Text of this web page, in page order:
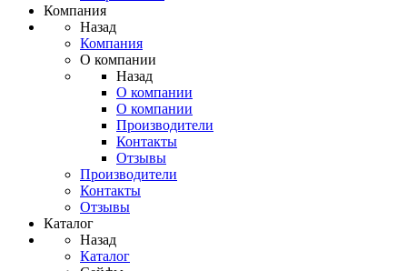
Компания
Назад
Компания
О компании
Назад
О компании
О компании
Производители
Контакты
Отзывы
Производители
Контакты
Отзывы
Каталог
Назад
Каталог